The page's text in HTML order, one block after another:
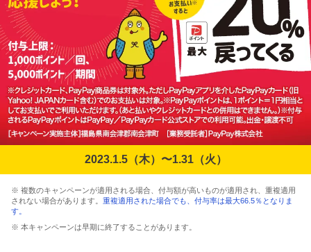
2023.1.5（木）〜1.31（火）
※ 複数のキャンペーンが適用される場合、付与額が高いものが適用され、重複適用
されない場合があります。 重複適用された場合でも、付与率は最大66.5％となりま
す。
※ 本キャンペーンは早期に終了することがあります。